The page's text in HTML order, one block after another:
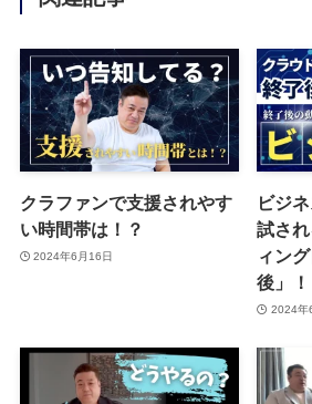
クラファンで支援されやす
い時間帯は！？
2024年6月16日
ビジ
試さ
ィン
後」！
2024年